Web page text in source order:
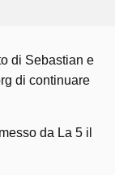
di Sebastian e
di continuare
da La 5 il